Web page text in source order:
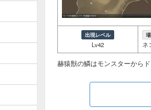
出現レベル
Lv42 ネ
赫猿獣の鱗はモンスターから